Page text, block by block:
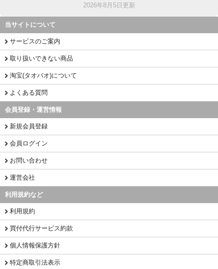
2026年8月5日更新
当サイトについて
サービスのご案内
取り扱いできない商品
淘宝(タオバオ)について
よくある質問
会員登録・運営情報
新規会員登録
会員ログイン
お問い合わせ
運営会社
利用規約など
利用規約
買付代行サービス約款
個人情報保護方針
特定商取引法表示